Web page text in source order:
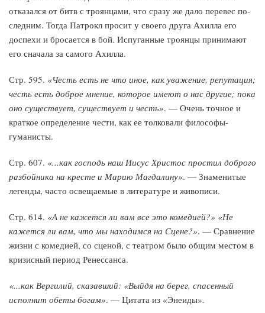
отказался от битв с троянцами, что сразу же дало перевес по­
следним. Тогда Патрокл просит у своего друга Ахилла его
доспехи и бросается в бой. Испуганные троянцы принимают
его сначала за самого Ахилла.
Стр. 595. «Честь есть не что иное, как уважение, репутация;
честь есть доброе мнение, которое имеют о нас другие; пока
оно существует, суще­ствует и честь». — Очень точное и
краткое определение чести, как ее толковали философы-
гуманисты.
Стр. 607. «...как господь наш Иисус Христос простил доброго
разбойника на кресте и Марию Магдалину». — Знаменитые
легенды, часто освещаемые в литера­туре и живописи.
Стр. 614. «А не кажется ли вам все это комеди­ей?» «Не
кажется ли вам, что мы находимся на Сцене?». — Сравнение
жизни с комедией, со сценой, с театром было общим местом в
кризисный период Ренессанса.
«...как Вергилий, сказавший: «Выйдя на берег, спасенный
исполнит обеты богам». — Цитата из «Эне­иды».